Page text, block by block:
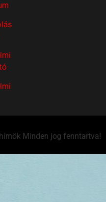
Minden jog fenntartva!